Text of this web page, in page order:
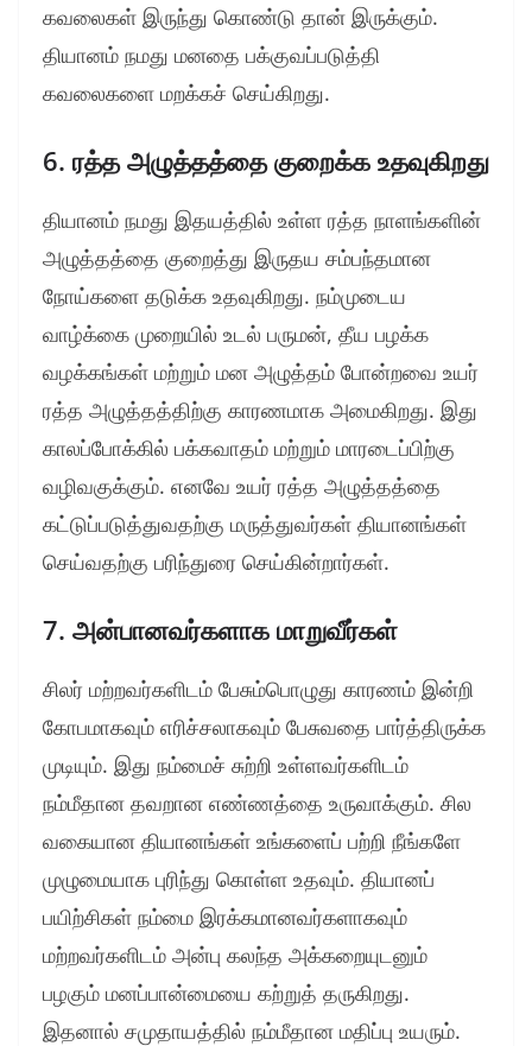
கவலைகள் இருந்து கொண்டு தான் இருக்கும்.
தியானம் நமது மனதை பக்குவப்படுத்தி
கவலைகளை மறக்கச் செய்கிறது.
6. ரத்த அழுத்தத்தை குறைக்க உதவுகிறது
தியானம் நமது இதயத்தில் உள்ள ரத்த நாளங்களின்
அழுத்தத்தை குறைத்து இருதய சம்பந்தமான
நோய்களை தடுக்க உதவுகிறது. நம்முடைய
வாழ்க்கை முறையில் உடல் பருமன், தீய பழக்க
வழக்கங்கள் மற்றும் மன அழுத்தம் போன்றவை உயர்
ரத்த அழுத்தத்திற்கு காரணமாக அமைகிறது. இது
காலப்போக்கில் பக்கவாதம் மற்றும் மாரடைப்பிற்கு
வழிவகுக்கும். எனவே உயர் ரத்த அழுத்தத்தை
கட்டுப்படுத்துவதற்கு மருத்துவர்கள் தியானங்கள்
செய்வதற்கு பரிந்துரை செய்கின்றார்கள்.
7. அன்பானவர்களாக மாறுவீர்கள்
சிலர் மற்றவர்களிடம் பேசும்பொழுது காரணம் இன்றி
கோபமாகவும் எரிச்சலாகவும் பேசுவதை பார்த்திருக்க
முடியும். இது நம்மைச் சுற்றி உள்ளவர்களிடம்
நம்மீதான தவறான எண்ணத்தை உருவாக்கும். சில
வகையான தியானங்கள் உங்களைப் பற்றி நீங்களே
முழுமையாக புரிந்து கொள்ள உதவும். தியானப்
பயிற்சிகள் நம்மை இரக்கமானவர்களாகவும்
மற்றவர்களிடம் அன்பு கலந்த அக்கறையுடனும்
பழகும் மனப்பான்மையை கற்றுத் தருகிறது.
இதனால் சமுதாயத்தில் நம்மீதான மதிப்பு உயரும்.